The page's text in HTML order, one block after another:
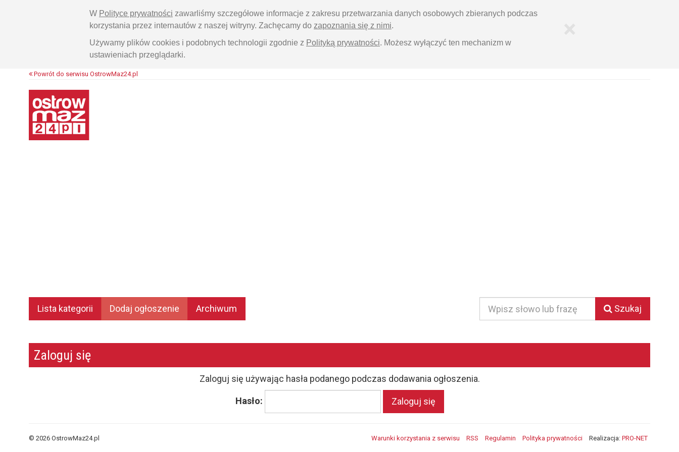
W Polityce prywatności zawarliśmy szczegółowe informacje z zakresu przetwarzania danych osobowych zbieranych podczas
korzystania przez internautów z naszej witryny. Zachęcamy do zapoznania się z nimi.
Używamy plików cookies i podobnych technologii zgodnie z Polityką prywatności. Możesz wyłączyć ten mechanizm w
ustawieniach przeglądarki.
Powrót do serwisu OstrowMaz24.pl
Lista kategorii Dodaj ogłoszenie Archiwum Szukaj
Zaloguj się
Zaloguj się używając hasła podanego podczas dodawania ogłoszenia.
Hasło: Zaloguj się
© 2026 OstrowMaz24.pl Warunki korzystania z serwisu RSS Regulamin Polityka prywatności Realizacja: PRO-NET